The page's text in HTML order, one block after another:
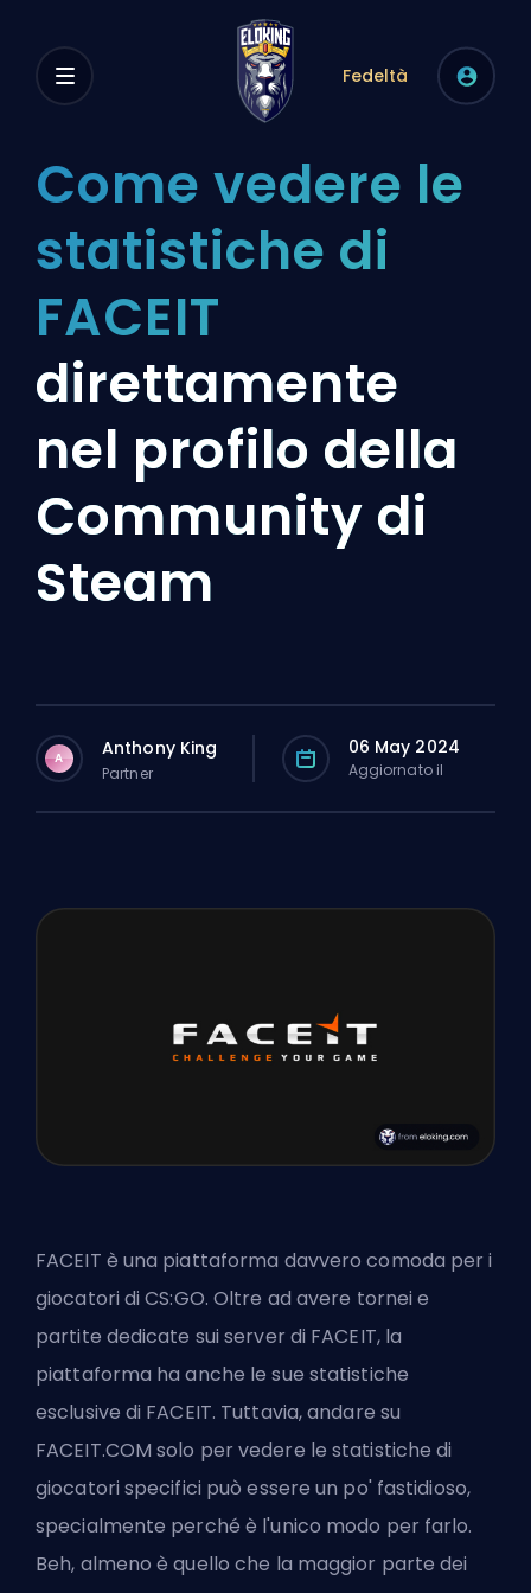
Fedeltà
Come vedere le
statistiche di
FACEIT
direttamente
nel profilo della
Community di
Steam
A Anthony King
Partner
06 May 2024
Aggiornato il
FACEIT è una piattaforma davvero comoda per i
giocatori di CS:GO. Oltre ad avere tornei e
partite dedicate sui server di FACEIT, la
piattaforma ha anche le sue statistiche
esclusive di FACEIT. Tuttavia, andare su
FACEIT.COM solo per vedere le statistiche di
giocatori specifici può essere un po' fastidioso,
specialmente perché è l'unico modo per farlo.
Beh, almeno è quello che la maggior parte dei